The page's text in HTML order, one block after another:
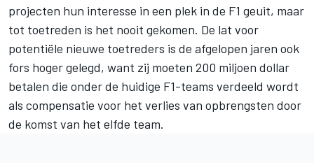
projecten hun interesse in een plek in de F1 geuit, maar
tot toetreden is het nooit gekomen. De lat voor
potentiële nieuwe toetreders is de afgelopen jaren ook
fors hoger gelegd, want zij moeten 200 miljoen dollar
betalen die onder de huidige F1-teams verdeeld wordt
als compensatie voor het verlies van opbrengsten door
de komst van het elfde team.